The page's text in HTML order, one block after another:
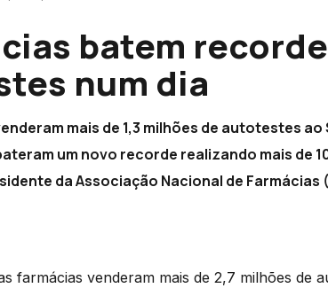
batem
num dia
mais de 1,3 milhões de autotestes ao
um novo recorde realizando mais de
da Associação Nacional de Farmácias
farmácias venderam mais de 2,7 milhões de